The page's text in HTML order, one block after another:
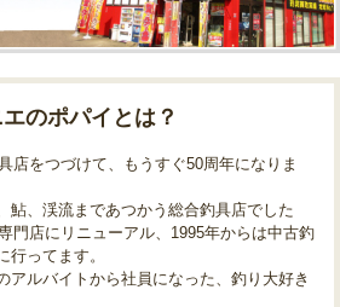
のポパイとは？
店をつづけて、もうすぐ50周年になりま
鮎、渓流まであつかう総合釣具店でした
門店にリニューアル、1995年からは中古釣
行ってます。
アルバイトから社員になった、釣り大好き